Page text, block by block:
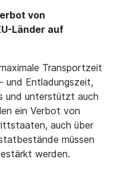
von
Länder auf
Transportzeit
und Entladungszeit,
und unterstützt auch
ein Verbot von
auch über
müssen
werden.